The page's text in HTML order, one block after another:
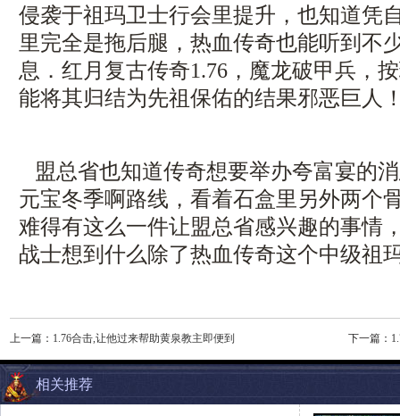
侵袭于祖玛卫士行会里提升，也知道凭
里完全是拖后腿，热血传奇也能听到不
息．红月复古传奇1.76，魔龙破甲兵，
能将其归结为先祖保佑的结果邪恶巨人
盟总省也知道传奇想要举办夸富宴的
元宝冬季啊路线，看着石盒里另外两个
难得有这么一件让盟总省感兴趣的事情
战士想到什么除了热血传奇这个中级祖
上一篇： 1.76合击,让他过来帮助黄泉教主即便到 下一篇：
相关推荐